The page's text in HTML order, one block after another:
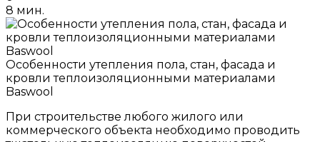
8 мин.
Особенности утепления пола, стан, фасада и
кровли теплоизоляционными материалами
Baswool
При строительстве любого жилого или
коммерческого объекта необходимо проводить